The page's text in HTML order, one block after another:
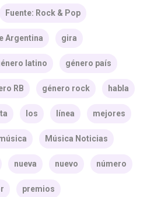
Fuente: Rock & Pop
Argentina gira
latino género país
RB género rock habla
los línea mejores
Música Noticias
nueva nuevo número
premios